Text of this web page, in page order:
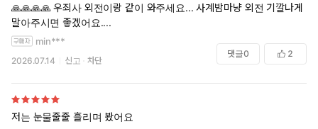
🙏🙏🙏🙏 우죄사 외전이랑 같이 와주세요... 사계밤마냥 외전 기깔나게
말아주시면 좋겠어요....
min***
2026.07.14 신고 차단
댓글0 2
저는 눈물줄줄 흘리며 봤어요